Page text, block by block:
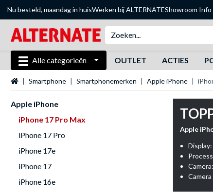
Nu besteld, maandag in huisWerken bij ALTERNATEShowroom Info
Alle categorieën OUTLET ACTIES
StartpaginaSmartphone Smartphonemerken Apple iPhone
Apple iPhone
iPhone 17 Pro Max
iPhone 17 Pro
iPhone 17e
iPhone 17
iPhone 16e
Apple